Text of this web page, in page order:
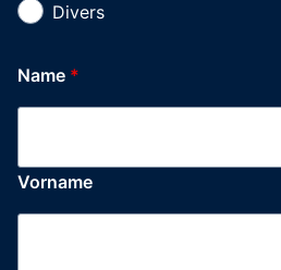
Divers
Name *
Vorname